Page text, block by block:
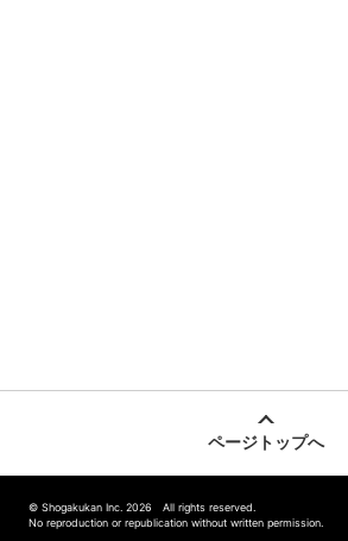
ページトップへ
© Shogakukan Inc. 2026 All rights reserved.
No reproduction or republication without written permission.